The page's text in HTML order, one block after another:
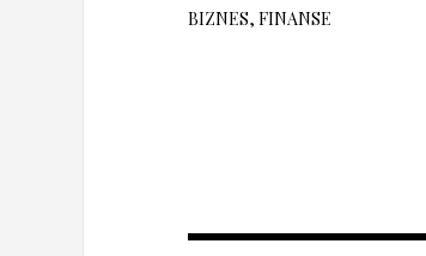
BIZNES, FINANSE